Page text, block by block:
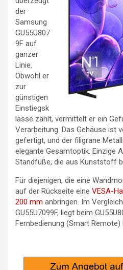
der
Samsung
GU55U807
9F auf
ganzer
Linie.
Obwohl er
zur
günstigen
Einstiegsk
lasse zählt, vermittelt er ein
Verarbeitung. Das Gehäuse ist
gefertigt, und der filigrane
elegante Gesamtoptik. Einzige
Standfüße, die aus Kunststoff
Für diejenigen, die eine
auf der Rückseite eine VESA-
200 mm anbringen. Im
GU55U7099F, liegt beim
Fernbedienung (Smart Remote)